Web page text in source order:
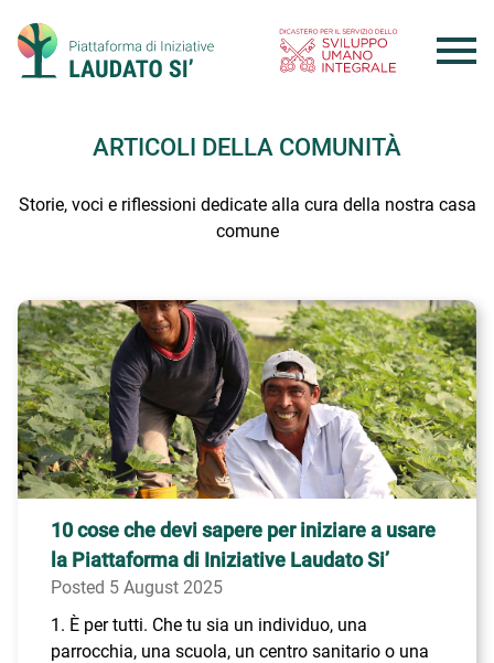
content
ARTICOLI DELLA COMUNITÀ
Storie, voci e riflessioni dedicate alla cura della nostra casa
comune
10 cose che devi sapere per iniziare a usare
la Piattaforma di Iniziative Laudato Si’
Posted 5 August 2025
1. È per tutti. Che tu sia un individuo, una
parrocchia, una scuola, un centro sanitario o una